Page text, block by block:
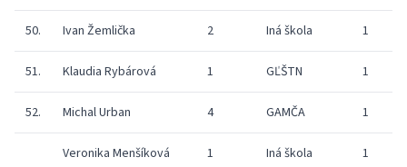
50. Ivan Žemlička 2 Iná škola 1
51. Klaudia Rybárová 1 GĽŠTN 1
52. Michal Urban 4 GAMČA 1
Veronika Menšíková 1 Iná škola 1